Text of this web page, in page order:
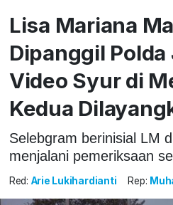
Lisa Mariana
Dipanggil Polda
Video Syur di
Kedua
Selebgram berinisial LM
menjalani pemeriksaan
Red: Arie Lukihardianti Rep: